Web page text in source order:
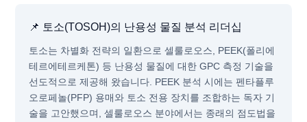
📌 토소(TOSOH)의 난용성 물질 분석 리더십
토소는 차별화 전략의 일환으로 셀룰로오스, PEEK(폴리에
테르에테르케톤) 등 난용성 물질에 대한 GPC 측정 기술을
선도적으로 제공해 왔습니다. PEEK 분석 시에는 펜타플루
오로페놀(PFP) 용매와 토소 전용 장치를 조합하는 독자 기
술을 고안했으며, 셀룰로오스 분야에서는 종래의 점도법을